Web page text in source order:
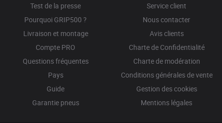
Test de la presse
Pourquoi GRIP500 ?
Livraison et montage
Compte PRO
Questions fréquentes
Pays
Guide
Garantie pneus
Service client
Nous contacter
Avis clients
Charte de Confidentialité
Charte de modération
Conditions générales de vente
Gestion des cookies
Mentions légales